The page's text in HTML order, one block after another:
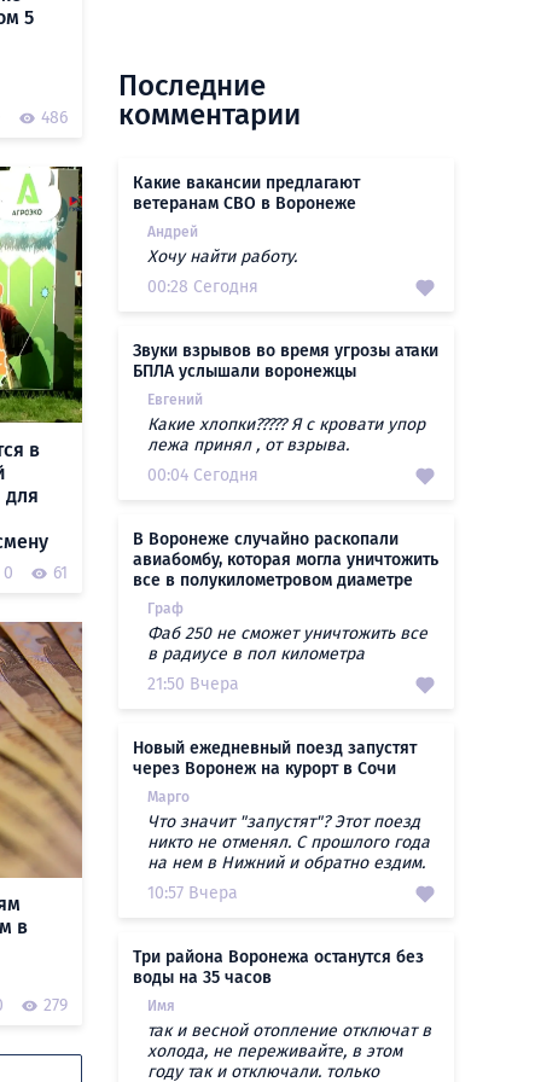
5
486
в
для
0 61
в
279
Последние
комментарии
Какие вакансии предлагают
ветеранам СВО в Воронеже
Андрей
Хочу найти работу.
00:28 Сегодня
Звуки взрывов во время угрозы атаки
БПЛА услышали воронежцы
Евгений
Какие хлопки????? Я с кровати упор
лежа принял , от взрыва.
00:04 Сегодня
В Воронеже случайно раскопали
авиабомбу, которая могла уничтожить
все в полукилометровом диаметре
Граф
Фаб 250 не сможет уничтожить все
в радиусе в пол километра
21:50 Вчера
Новый ежедневный поезд запустят
через Воронеж на курорт в Сочи
Марго
Что значит "запустят"? Этот поезд
никто не отменял. С прошлого года
на нем в Нижний и обратно ездим.
10:57 Вчера
Три района Воронежа останутся без
воды на 35 часов
Имя
так и весной отопление отключат в
холода, не переживайте, в этом
году так и отключали. только